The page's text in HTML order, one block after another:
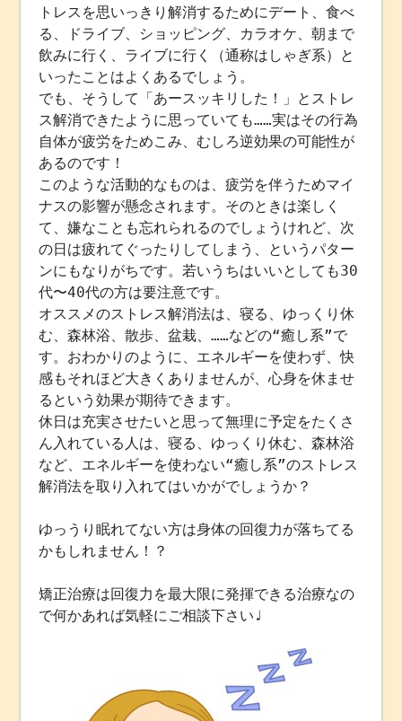
トレスを思いっきり解消するためにデート、食べ
る、ドライブ、ショッピング、カラオケ、朝まで
飲みに行く、ライブに行く（通称はしゃぎ系）と
いったことはよくあるでしょう。
でも、そうして「あースッキリした！」とストレ
ス解消できたように思っていても……実はその行為
自体が疲労をためこみ、むしろ逆効果の可能性が
あるのです！
このような活動的なものは、疲労を伴うためマイ
ナスの影響が懸念されます。そのときは楽しく
て、嫌なことも忘れられるのでしょうけれど、次
の日は疲れてぐったりしてしまう、というパター
ンにもなりがちです。若いうちはいいとしても30
代〜40代の方は要注意です。
オススメのストレス解消法は、寝る、ゆっくり休
む、森林浴、散歩、盆栽、……などの“癒し系”で
す。おわかりのように、エネルギーを使わず、快
感もそれほど大きくありませんが、心身を休ませ
るという効果が期待できます。
休日は充実させたいと思って無理に予定をたくさ
ん入れている人は、寝る、ゆっくり休む、森林浴
など、エネルギーを使わない“癒し系”のストレス
解消法を取り入れてはいかがでしょうか？
ゆっうり眠れてない方は身体の回復力が落ちてる
かもしれません！？
矯正治療は回復力を最大限に発揮できる治療なの
で何かあれば気軽にご相談下さい♩